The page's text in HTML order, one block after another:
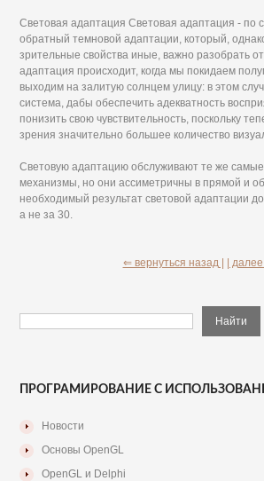
Световая адаптация Световая адаптация - по
обратный темновой адаптации, который,
зрительные свойства иные, важно разобрать
адаптация происходит, когда мы покидаем
выходим на залитую солнцем улицу: в этом
система, дабы обеспечить адекватность
понизить свою чувствительность, поскольку
зрения значительно большее количество
Световую адаптацию обслуживают те же
механизмы, но они ассиметричны в прямой и
необходимый результат световой адаптации
а не за 30.
⇐ вернуться назад | |
ПРОГРАМИРОВАНИЕ С
Новости
Основы OpenGL
OpenGL и Delphi